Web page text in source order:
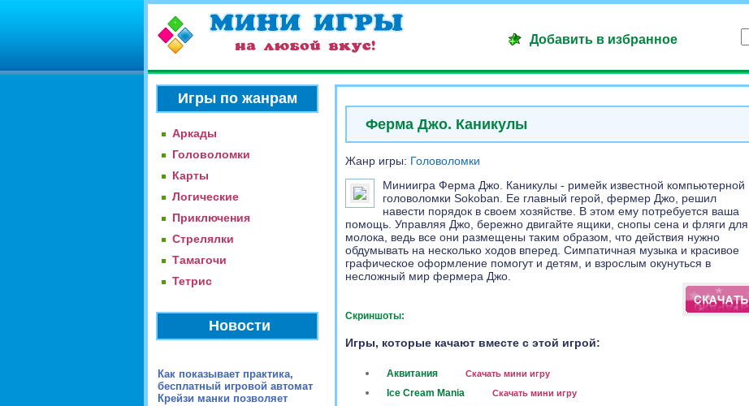
Добавить в избранное
Игры по жанрам
Аркады
Головоломки
Карты
Логические
Приключения
Стрелялки
Тамагочи
Тетрис
Новости
Как показывает практика,
бесплатный игровой автомат
Крейзи манки позволяет
Ферма Джо. Каникулы
Жанр игры: Головоломки
Миниигра Ферма Джо. Каникулы - римейк известной компьютерной
головоломки Sokoban. Ее главный герой, фермер Джо, решил
навести порядок в своем хозяйстве. В этом ему потребуется ваша
помощь. Управляя Джо, бережно двигайте ящики, снопы сена и фляги для
молока, ведь все они размещены таким образом, что действия нужно
обдумывать на несколько ходов вперед. Симпатичная музыка и красивое
графическое оформление помогут и детям, и взрослым окунуться в
несложный мир фермера Джо.
Скриншоты:
Игры, которые качают вместе с этой игрой:
Аквитания Скачать мини игру
Ice Cream Mania Скачать мини игру